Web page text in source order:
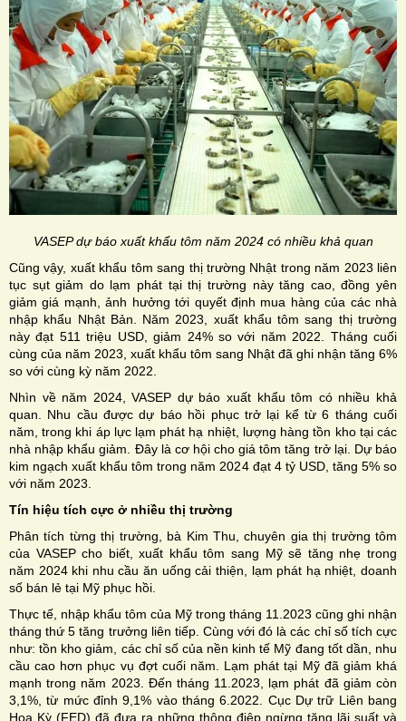
VASEP dự báo xuất khẩu tôm năm 2024 có nhiều khả quan
Cũng vậy, xuất khẩu tôm sang thị trường Nhật trong năm 2023 liên
tục sụt giảm do lạm phát tại thị trường này tăng cao, đồng yên
giảm giá mạnh, ảnh hưởng tới quyết định mua hàng của các nhà
nhập khẩu Nhật Bản. Năm 2023, xuất khẩu tôm sang thị trường
này đạt 511 triệu USD, giảm 24% so với năm 2022. Tháng cuối
cùng của năm 2023, xuất khẩu tôm sang Nhật đã ghi nhận tăng 6%
so với cùng kỳ năm 2022.
Nhìn về năm 2024, VASEP dự báo xuất khẩu tôm có nhiều khả
quan. Nhu cầu được dự báo hồi phục trở lại kể từ 6 tháng cuối
năm, trong khi áp lực lạm phát hạ nhiệt, lượng hàng tồn kho tại các
nhà nhập khẩu giảm. Đây là cơ hội cho giá tôm tăng trở lại. Dự báo
kim ngạch xuất khẩu tôm trong năm 2024 đạt 4 tỷ USD, tăng 5% so
với năm 2023.
Tín hiệu tích cực ở nhiều thị trường
Phân tích từng thị trường, bà Kim Thu, chuyên gia thị trường tôm
của VASEP cho biết, xuất khẩu tôm sang Mỹ sẽ tăng nhẹ trong
năm 2024 khi nhu cầu ăn uống cải thiện, lạm phát hạ nhiệt, doanh
số bán lẻ tại Mỹ phục hồi.
Thực tế, nhập khẩu tôm của Mỹ trong tháng 11.2023 cũng ghi nhận
tháng thứ 5 tăng trưởng liên tiếp. Cùng với đó là các chỉ số tích cực
như: tồn kho giảm, các chỉ số của nền kinh tế Mỹ đang tốt dần, nhu
cầu cao hơn phục vụ đợt cuối năm. Lạm phát tại Mỹ đã giảm khá
mạnh trong năm 2023. Đến tháng 11.2023, lạm phát đã giảm còn
3,1%, từ mức đỉnh 9,1% vào tháng 6.2022. Cục Dự trữ Liên bang
Hoa Kỳ (FED) đã đưa ra những thông điệp ngừng tăng lãi suất và